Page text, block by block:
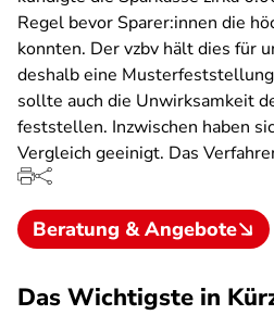
Regel bevor Sparer:innen die
konnten. Der vzbv hält dies für
deshalb eine
sollte auch die Unwirksamkeit
feststellen. Inzwischen haben
Vergleich geeinigt. Das
Beratung & Angebote
Das Wichtigste in